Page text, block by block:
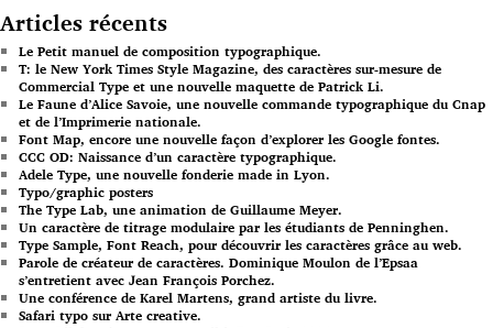
Articles récents
Le Petit manuel de composition typographique.
T: le New York Times Style Magazine, des caractères sur-mesure de
Commercial Type et une nouvelle maquette de Patrick Li.
Le Faune d’Alice Savoie, une nouvelle commande typographique du Cnap
et de l’Imprimerie nationale.
Font Map, encore une nouvelle façon d’explorer les Google fontes.
CCC OD: Naissance d’un caractère typographique.
Adele Type, une nouvelle fonderie made in Lyon.
Typo/graphic posters
The Type Lab, une animation de Guillaume Meyer.
Un caractère de titrage modulaire par les étudiants de Penninghen.
Type Sample, Font Reach, pour découvrir les caractères grâce au web.
Parole de créateur de caractères. Dominique Moulon de l’Epsaa
s’entretient avec Jean François Porchez.
Une conférence de Karel Martens, grand artiste du livre.
Safari typo sur Arte creative.